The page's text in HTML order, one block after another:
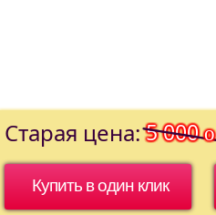
Старая цена: 5 000o
Купить в один клик